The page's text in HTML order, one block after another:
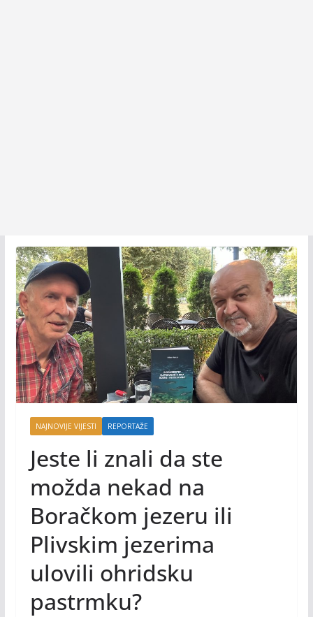
NAJNOVIJE VIJESTI REPORTAŽE
Jeste li znali da ste
možda nekad na
Boračkom jezeru ili
Plivskim jezerima
ulovili ohridsku
pastrmku?